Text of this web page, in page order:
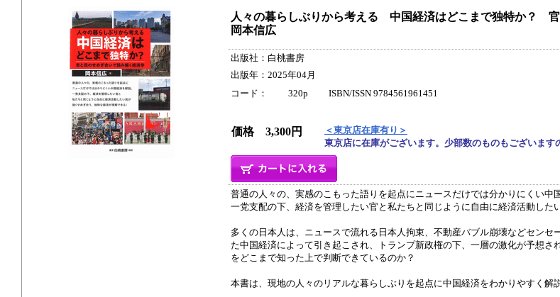
人々の暮らしぶりから考える 中国経済はどこまで独特か？
岡本信広
出版社：白桃書房
出版年：2025年04月
コード： 320p ISBN/ISSN 9784561961451
価格 3,300円
＜東京店在庫有り＞
東京店に在庫がございます。少部数のものもございます
普通の人々の、実感のこもった語りを起点にニュースだけでは分かりにくい中
一党支配の下、経済を管理したい官と私たちと同じように自由に経済活動した
多くの日本人は、ニュースで流れる日本人拘束、不動産バブル崩壊などセン
た中国経済によって引き起こされ、トランプ新政権の下、一層の激化が予想
をどこまで知った上で判断できているのか？
本書は、現地の人々のリアルな暮らしぶりを起点に中国経済をわかりやすく解